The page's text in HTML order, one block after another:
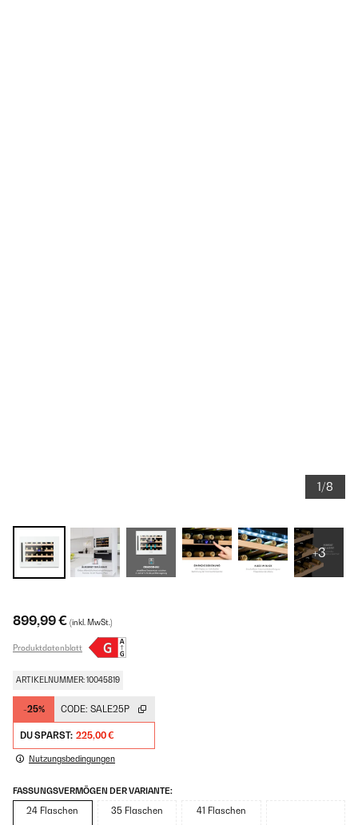
1/8
+3
899,99 € (inkl. MwSt.)
Produktdatenblatt
ARTIKELNUMMER: 10045819
-25% CODE: SALE25P
DU SPARST: 225,00 €
Nutzungsbedingungen
FASSUNGSVERMÖGEN DER VARIANTE:
24 Flaschen 35 Flaschen 41 Flaschen